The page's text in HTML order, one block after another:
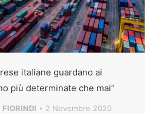
italiane guardano ai
più determinate che mai”
2 Novembre 2020